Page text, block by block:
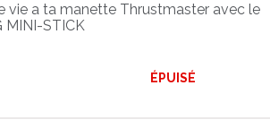
vie a ta manette Thrustmaster avec le
MINI-STICK
ÉPUISÉ